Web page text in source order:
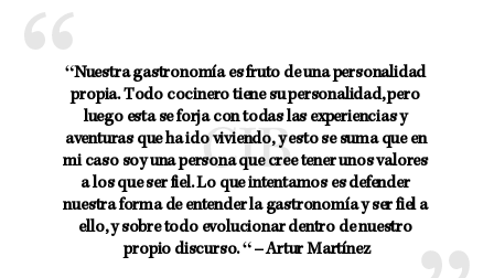
“Nuestra gastronomía es fruto de una personalidad
propia. Todo cocinero tiene su personalidad, pero
luego esta se forja con todas las experiencias y
aventuras que ha ido viviendo, y esto se suma que en
mi caso soy una persona que cree tener unos valores
a los que ser fiel. Lo que intentamos es defender
nuestra forma de entender la gastronomía y ser fiel a
ello, y sobre todo evolucionar dentro de nuestro
propio discurso. “ – Artur Martínez